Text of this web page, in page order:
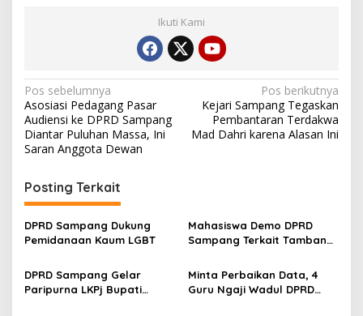
Ikuti Kami
Navigasi
pos
Pos sebelumnya
Asosiasi Pedagang Pasar
Audiensi ke DPRD Sampang
Diantar Puluhan Massa, Ini
Saran Anggota Dewan
Pos berikutnya
Kejari Sampang Tegaskan
Pembantaran Terdakwa
Mad Dahri karena Alasan Ini
Posting Terkait
DPRD Sampang Dukung
Pemidanaan Kaum LGBT
Mahasiswa Demo DPRD
Sampang Terkait Tambang
DPRD Sampang Gelar
Paripurna LKPj Bupati
Minta Perbaikan Data, 4
Guru Ngaji Wadul DPRD